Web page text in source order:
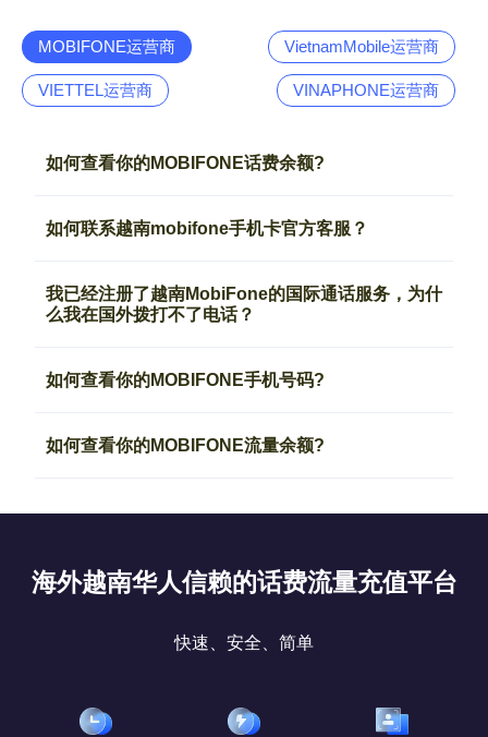
MOBIFONE运营商 VietnamMobile运营商
VIETTEL运营商 VINAPHONE运营商
如何查看你的MOBIFONE话费余额?
如何联系越南mobifone手机卡官方客服？
我已经注册了越南MobiFone的国际通话服务，为什
么我在国外拨打不了电话？
如何查看你的MOBIFONE手机号码?
如何查看你的MOBIFONE流量余额?
海外越南华人信赖的话费流量充值平台
快速、安全、简单